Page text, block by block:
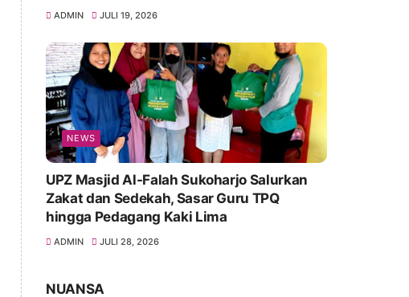
Satunya Tempat Bergantung
ADMIN JULI 19, 2026
NEWS
UPZ Masjid Al-Falah Sukoharjo Salurkan
Zakat dan Sedekah, Sasar Guru TPQ
hingga Pedagang Kaki Lima
ADMIN JULI 28, 2026
NUANSA